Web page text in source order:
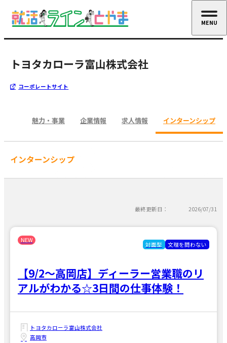
トヨタカローラ富山株式会社
コーポレートサイト
魅力・事業 企業情報 求人情報 インターンシップ
インターンシップ
最終更新日： 2026/07/31
対面型 文理を問わない
【9/2～高岡店】ディーラー営業職のリ
アルがわかる☆3日間の仕事体験！
トヨタカローラ富山株式会社
高岡市
MENU